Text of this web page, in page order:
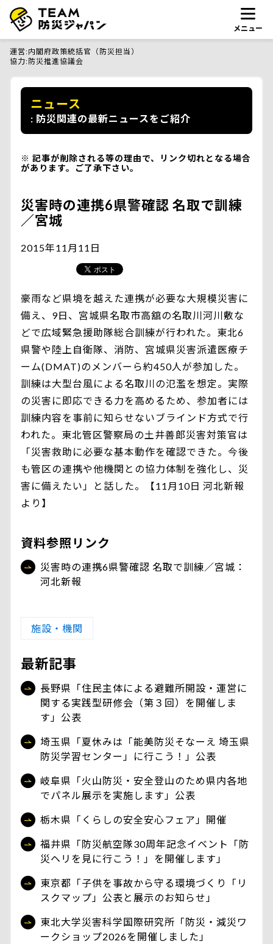
メニュー
運営 内閣府政策統括官（防災担当）
協力 防災推進協議会
ニュース
防災関連の最新ニュースをご紹介
記事が削除される等の理由で、リンク切れとなる場合
があります。ご了承下さい。
災害時の連携6県警確認 名取で訓練
／宮城
2015年11月11日
豪雨など県境を越えた連携が必要な大規模災害に
備え、9日、宮城県名取市高舘の名取川河川敷な
どで広域緊急援助隊総合訓練が行われた。東北6
県警や陸上自衛隊、消防、宮城県災害派遣医療チ
ーム(DMAT)のメンバーら約450人が参加した。
訓練は大型台風による名取川の氾濫を想定。実際
の災害に即応できる力を高めるため、参加者には
訓練内容を事前に知らせないブラインド方式で行
われた。東北管区警察局の土井善郎災害対策官は
「災害救助に必要な基本動作を確認できた。今後
も管区の連携や他機関との協力体制を強化し、災
害に備えたい」と話した。【11月10日 河北新報
より】
資料参照リンク
災害時の連携6県警確認 名取で訓練／宮城：
河北新報
施設・機関
最新記事
長野県「住民主体による避難所開設・運営に
関する実践型研修会（第３回）を開催しま
す」公表
埼玉県「夏休みは「能美防災そなーえ 埼玉県
防災学習センター」に行こう！」公表
岐阜県「火山防災・安全登山のため県内各地
でパネル展示を実施します」公表
栃木県「くらしの安全安心フェア」開催
福井県「防災航空隊30周年記念イベント「防
災ヘリを見に行こう！」を開催します」
東京都「子供を事故から守る環境づくり「リ
スクマップ」公表と展示のお知らせ」
東北大学災害科学国際研究所「防災・減災ワ
ークショップ2026を開催しました」